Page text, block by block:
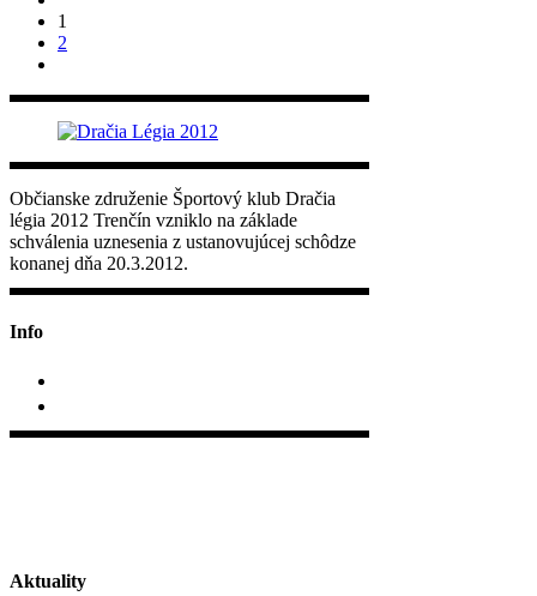
1
2
Občianske združenie Športový klub Dračia
légia 2012 Trenčín vzniklo na základe
schválenia uznesenia z ustanovujúcej schôdze
konanej dňa 20.3.2012.
Info
Aktuality